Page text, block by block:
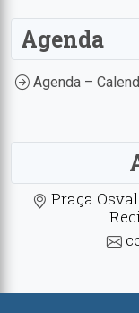
Agenda
Agenda –
Praça